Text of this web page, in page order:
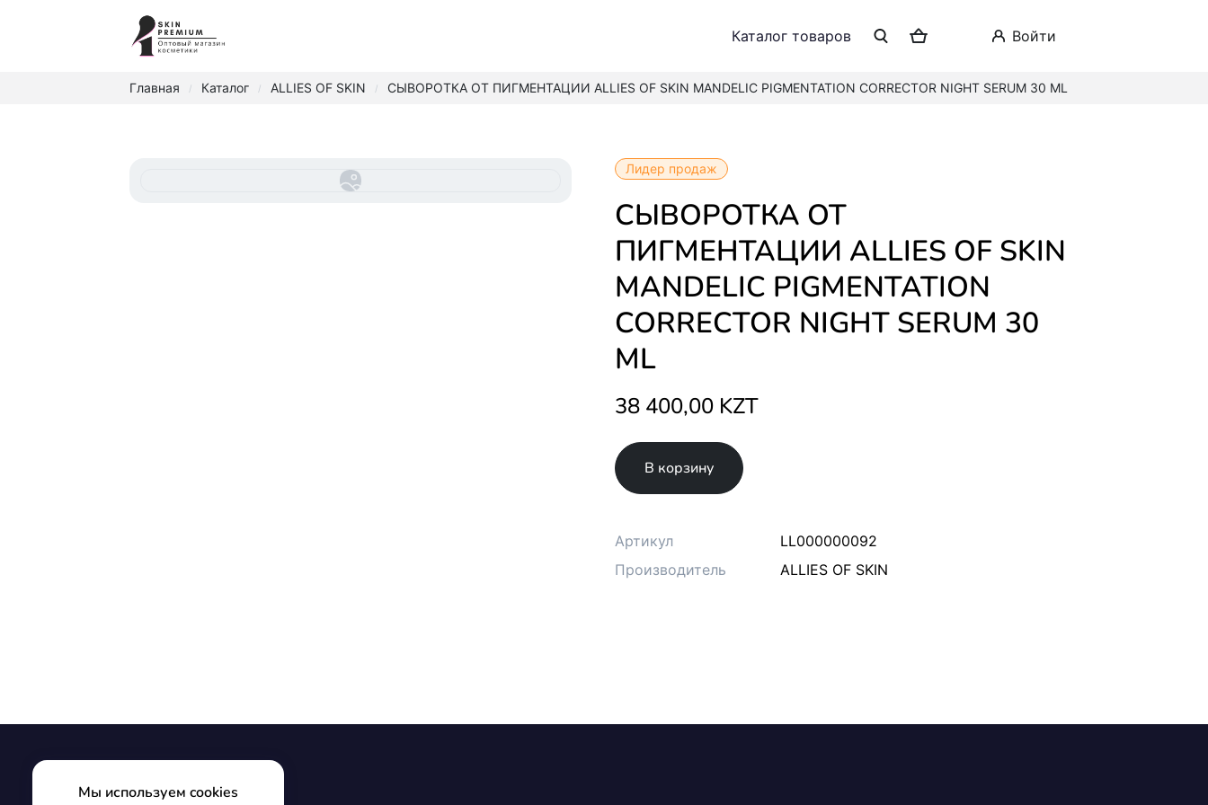
Каталог товаров войти
Главная / Каталог / ALLIES OF SKIN / СЫВОРОТКА ОТ ПИГМЕНТАЦИИ ALLIES OF SKIN MANDELIC PIGMENTATION CORRECTOR NIGHT SERUM 30 ML
Лидер продаж
СЫВОРОТКА ОТ
ПИГМЕНТАЦИИ ALLIES OF SKIN
MANDELIC PIGMENTATION
CORRECTOR NIGHT SERUM 30
ML
38 400,00 KZT
В корзину
Артикул
LL000000092
Производитель
ALLIES OF SKIN
Мы используем cookies